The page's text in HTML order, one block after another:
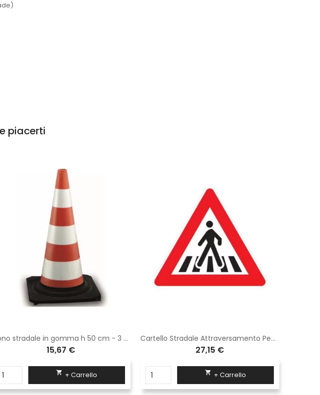
piacerti
Cono stradale in gomma h 50 cm - 3 fasce rifrangenti High Intensity Grade
15,67 €
 + Carrello
Cartello Stradale Attraversamento Pedonale Triangolo Lato 90 cm Classe 1 Fig. 13 Ferro
27,15 €
 + Carrello